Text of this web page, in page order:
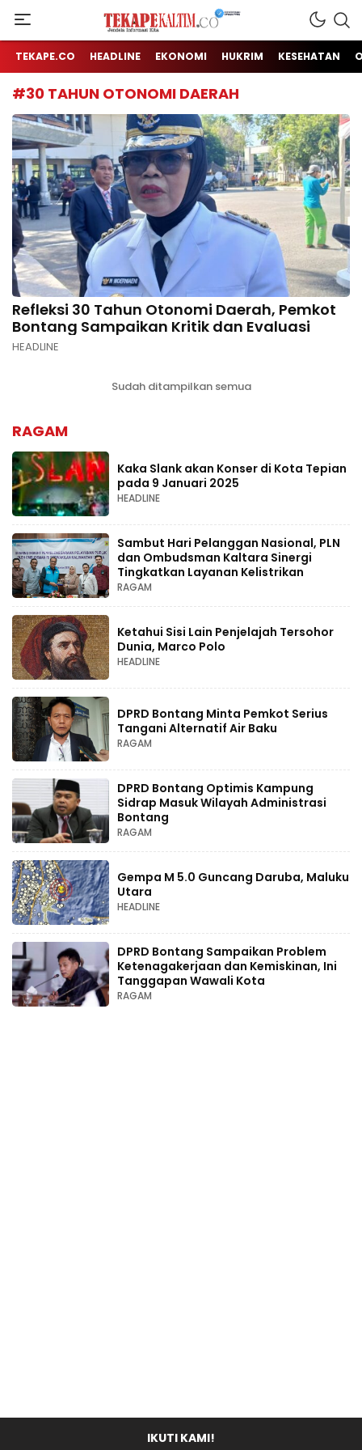
TEKAPE KALTIM
Jendela Informasi Kita
TEKAPE.CO HEADLINE EKONOMI HUKRIM KESEHATAN
#30 TAHUN OTONOMI DAERAH
Refleksi 30 Tahun Otonomi Daerah, Pemkot
Bontang Sampaikan Kritik dan Evaluasi
HEADLINE
Sudah ditampilkan semua
RAGAM
Kaka Slank akan Konser di Kota Tepian
pada 9 Januari 2025
HEADLINE
Sambut Hari Pelanggan Nasional, PLN
dan Ombudsman Kaltara Sinergi
Tingkatkan Layanan Kelistrikan
RAGAM
Ketahui Sisi Lain Penjelajah Tersohor
Dunia, Marco Polo
HEADLINE
DPRD Bontang Minta Pemkot Serius
Tangani Alternatif Air Baku
RAGAM
DPRD Bontang Optimis Kampung
Sidrap Masuk Wilayah Administrasi
Bontang
RAGAM
Gempa M 5.0 Guncang Daruba, Maluku
Utara
HEADLINE
DPRD Bontang Sampaikan Problem
Ketenagakerjaan dan Kemiskinan, Ini
Tanggapan Wawali Kota
RAGAM
IKUTI KAMI!